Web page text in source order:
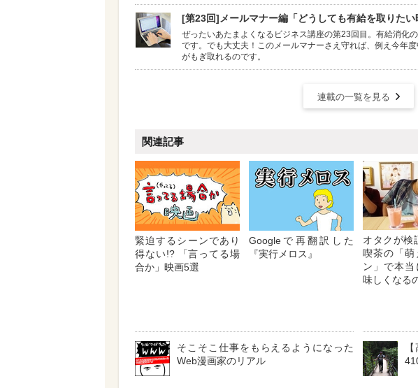
[第23回]メールマナー編「どうしても有給を取りたい
ぜったいあたまよくなるビジネス講座の第23回目。有給消化
です。でも大丈夫！このメールマナーさえ守れば、例え今年
がもぎ取れるのです。
連載の一覧を見る
関連記事
緊迫するシーンであり
得ない!? 「言ってる場
合か」映画5選
Googleで再翻訳した
『実行メロス』
オタクが検
喫茶の「萌
ン」で本
味しくなる
そこそこ仕事をもらえるようになった
Web漫画家のリアル